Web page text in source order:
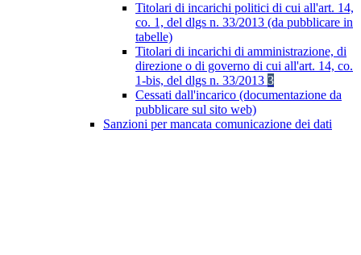
Titolari di incarichi politici di cui all'art. 14,
co. 1, del dlgs n. 33/2013 (da pubblicare in
tabelle)
Titolari di incarichi di amministrazione, di
direzione o di governo di cui all'art. 14, co.
1-bis, del dlgs n. 33/2013 3
Cessati dall'incarico (documentazione da
pubblicare sul sito web)
Sanzioni per mancata comunicazione dei dati